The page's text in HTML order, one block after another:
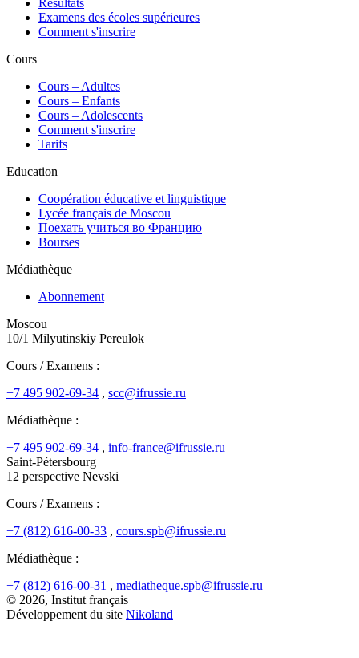
Résultats
Examens des écoles supérieures
Comment s'inscrire
Cours
Сours – Adultes
Cours – Enfants
Cours – Adolescents
Comment s'inscrire
Tarifs
Education
Coopération éducative et linguistique
Lycée français de Moscou
Поехать учиться во Францию
Bourses
Médiathèque
Abonnement
Moscou
10/1 Milyutinskiy Pereulok
Cours / Examens :
+7 495 902-69-34 , scc@ifrussie.ru
Médiathèque :
+7 495 902-69-34 , info-france@ifrussie.ru
Saint-Pétersbourg
12 perspective Nevski
Cours / Examens :
+7 (812) 616-00-33 , cours.spb@ifrussie.ru
Médiathèque :
+7 (812) 616-00-31 , mediatheque.spb@ifrussie.ru
© 2026, Institut français
Développement du site Nikoland